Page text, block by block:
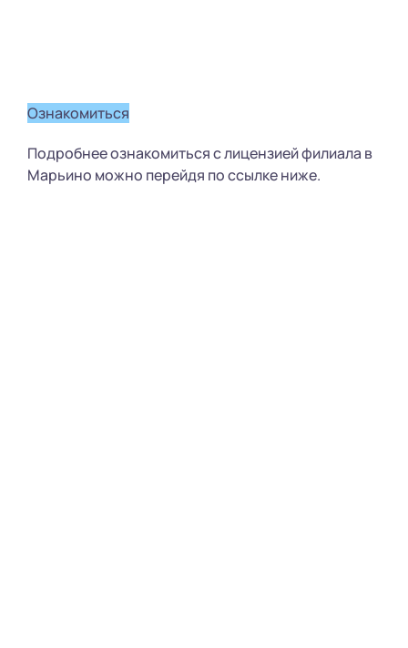
Ознакомиться
Подробнее ознакомиться с лицензией филиала в
Марьино можно перейдя по ссылке ниже.